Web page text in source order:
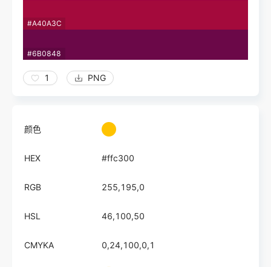
#A40A3C
#6B0848
1 PNG
颜色
HEX #ffc300
RGB 255,195,0
HSL 46,100,50
CMYKA 0,24,100,0,1